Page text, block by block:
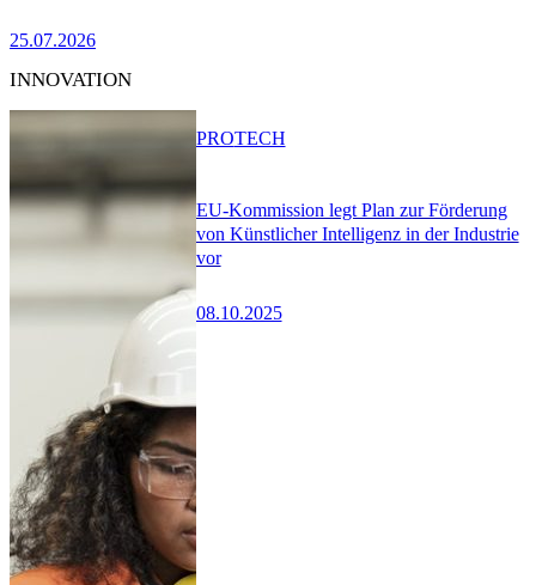
25.07.2026
INNOVATION
EU-Kommission legt Plan zur Förderung
von Künstlicher Intelligenz in der Industrie
vor
08.10.2025
PROTECH